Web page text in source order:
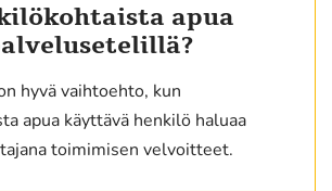
apua
hyvä vaihtoehto, kun
apua käyttävä henkilö haluaa
toimimisen velvoitteet.